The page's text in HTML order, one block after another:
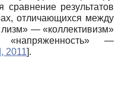
сравнение результатов
отличающихся между
— «коллективизм»
—
2011].